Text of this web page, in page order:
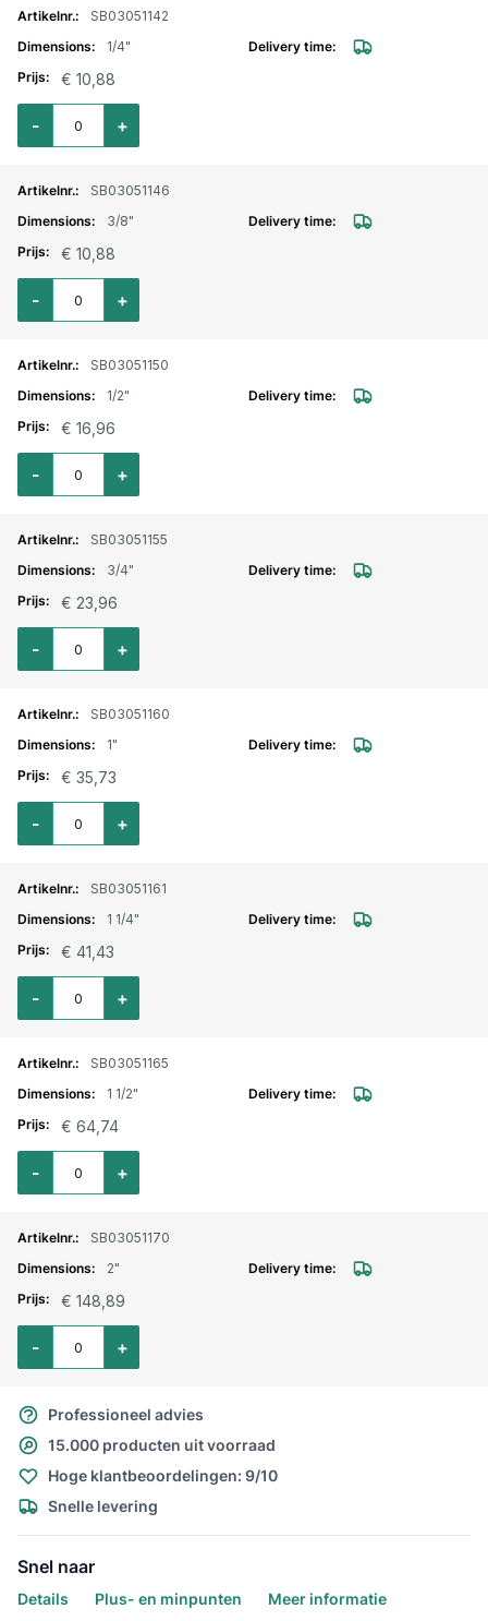
SB03051142
1/4"
€ 10,88
Aantal voor Kogelkraan RVS 316 2-delig bi.bu 1/4"
+
-
SB03051146
3/8"
€ 10,88
Aantal voor Kogelkraan RVS 316 2-delig bi.bu 3/8"
+
-
SB03051150
1/2"
€ 16,96
Aantal voor Kogelkraan RVS 316 2-delig bi.bu 1/2"
+
-
SB03051155
3/4"
€ 23,96
Aantal voor Kogelkraan RVS 316 2-delig bi.bu 3/4"
+
-
SB03051160
1"
€ 35,73
Aantal voor Kogelkraan RVS 316 2-delig bi.bu 1"
+
-
SB03051161
1 1/4"
€ 41,43
Aantal voor Kogelkraan RVS 316 2-delig bi.bu 1 1/4"
+
-
SB03051165
1 1/2"
€ 64,74
Aantal voor Kogelkraan RVS 316 2-delig bi.bu 1 1/2"
+
-
SB03051170
2"
€ 148,89
Aantal voor Kogelkraan RVS 316 2-delig bi.bu 2"
+
-
Professioneel advies
15.000 producten uit voorraad
Hoge klantbeoordelingen: 9/10
Snelle levering
Snel naar
Details Plus- en minpunten Meer informatie